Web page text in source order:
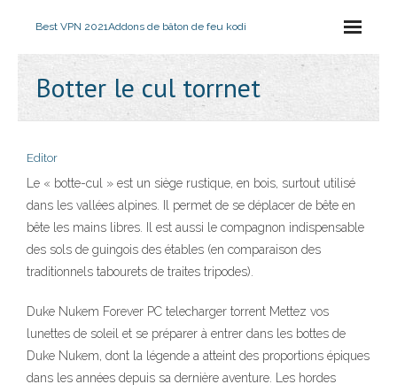
Best VPN 2021Addons de bâton de feu kodi
Botter le cul torrnet
Editor
Le « botte-cul » est un siège rustique, en bois, surtout utilisé
dans les vallées alpines. Il permet de se déplacer de bête en
bête les mains libres. Il est aussi le compagnon indispensable
des sols de guingois des étables (en comparaison des
traditionnels tabourets de traites tripodes).
Duke Nukem Forever PC telecharger torrent Mettez vos
lunettes de soleil et se préparer à entrer dans les bottes de
Duke Nukem, dont la légende a atteint des proportions épiques
dans les années depuis sa dernière aventure. Les hordes